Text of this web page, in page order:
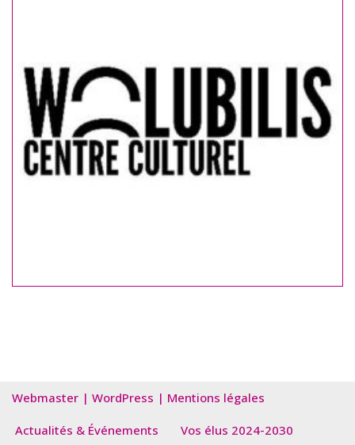
Webmaster | WordPress | Mentions légales
Actualités & Événements
Vos élus 2024-2030